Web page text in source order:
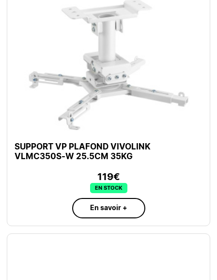
SUPPORT VP PLAFOND VIVOLINK
VLMC350S-W 25.5CM 35KG
119€
EN STOCK
En savoir +